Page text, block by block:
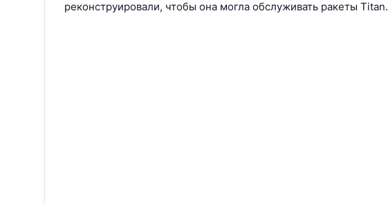
реконструировали, чтобы она могла обслуживать ракеты Titan.